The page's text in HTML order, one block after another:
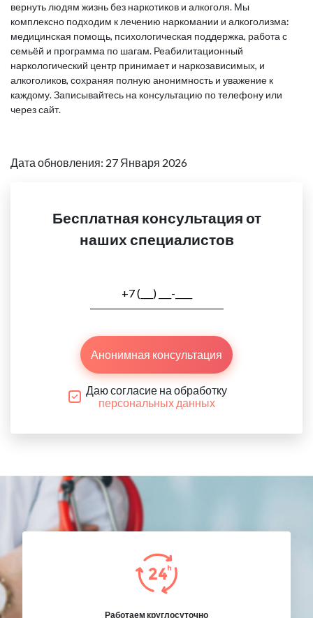
вернуть людям жизнь без наркотиков и алкоголя. Мы
комплексно подходим к лечению наркомании и алкоголизма:
медицинская помощь, психологическая поддержка, работа с
семьёй и программа по шагам. Реабилитационный
наркологический центр принимает и наркозависимых, и
алкоголиков, сохраняя полную анонимность и уважение к
каждому. Записывайтесь на консультацию по телефону или
через сайт.
Дата обновления: 27 Января 2026
Бесплатная консультация от
наших специалистов
Анонимная консультация
Даю согласие на обработку
персональных данных
Работаем круглосуточно